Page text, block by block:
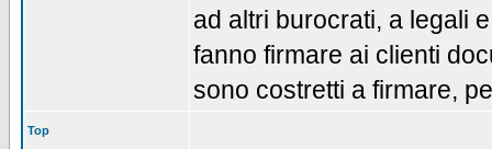
ad altri burocrati, a legali
fanno firmare ai clienti
sono costretti a firmare,
Top